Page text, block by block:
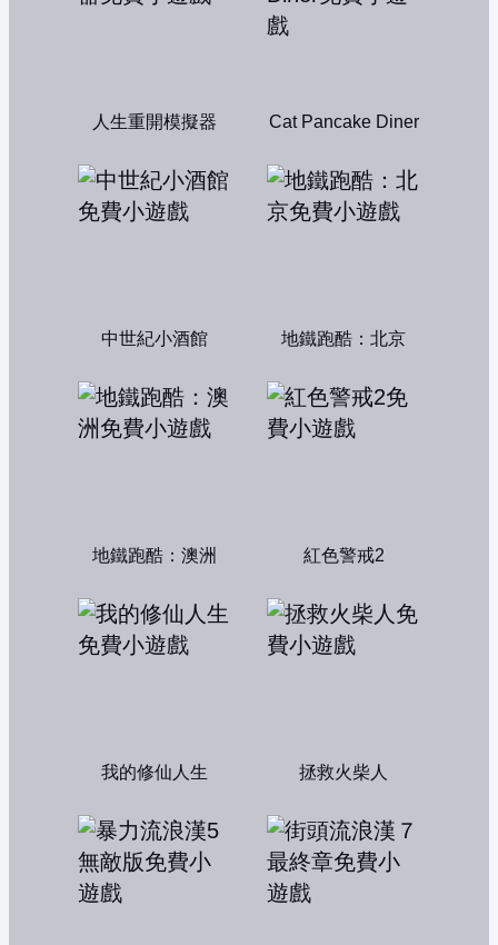
人生重開模擬器 Cat Pancake Diner
中世紀小酒館 地鐵跑酷：北京
地鐵跑酷：澳洲 紅色警戒2
我的修仙人生 拯救火柴人